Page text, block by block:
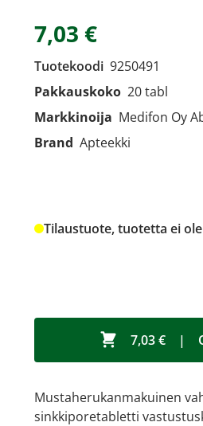
7,03 €
Tuotekoodi 9250491
Pakkauskoko 20 tabl
Markkinoija Medifon Oy
Brand Apteekki
Tilaustuote, tuotetta ei
7,03 € |
Mustaherukanmakuinen
sinkkiporetabletti